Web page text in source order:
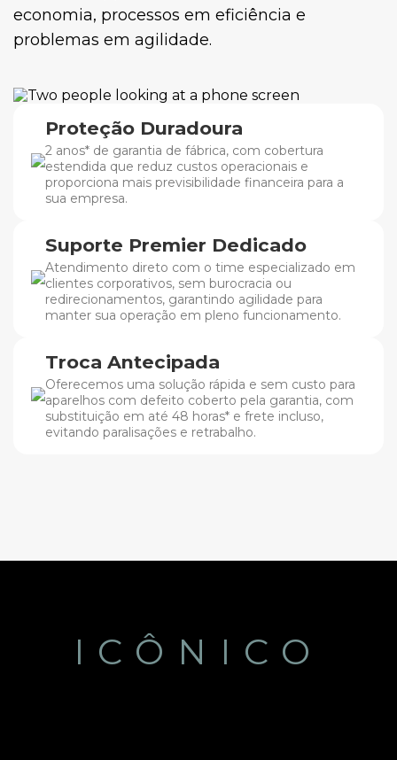
economia, processos em eficiência e
problemas em agilidade.
Proteção Duradoura
2 anos* de garantia de fábrica, com cobertura
estendida que reduz custos operacionais e
proporciona mais previsibilidade financeira para a
sua empresa.
Suporte Premier Dedicado
Atendimento direto com o time especializado em
clientes corporativos, sem burocracia ou
redirecionamentos, garantindo agilidade para
manter sua operação em pleno funcionamento.
Troca Antecipada
Oferecemos uma solução rápida e sem custo para
aparelhos com defeito coberto pela garantia, com
substituição em até 48 horas* e frete incluso,
evitando paralisações e retrabalho.
ICÔNICO